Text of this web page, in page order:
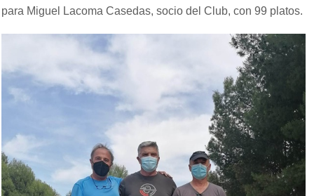
para Miguel Lacoma Casedas, socio del Club, con 99 platos.